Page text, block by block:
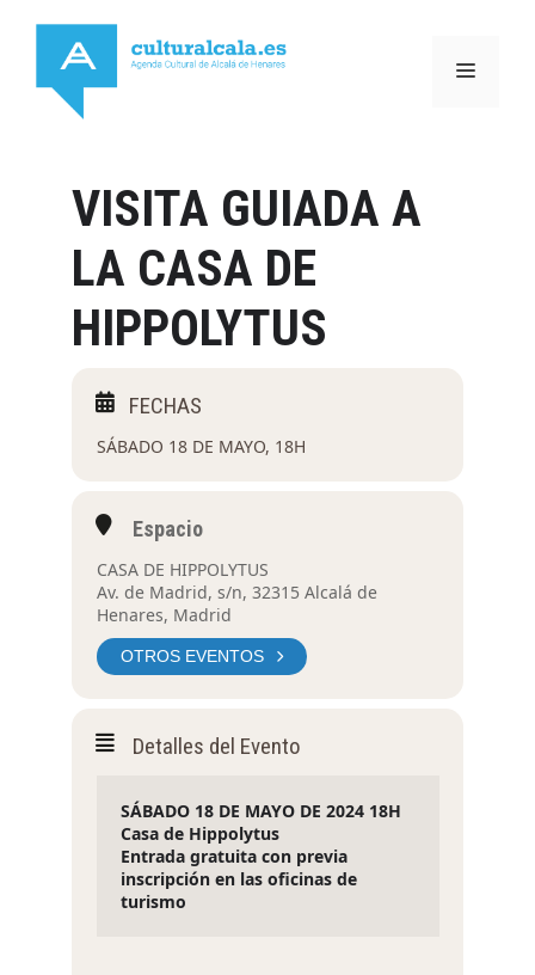
contenido
MENÚ
VISITA GUIADA A
LA CASA DE
HIPPOLYTUS
SÁBADO 18 DE MAYO, 18H
Espacio
CASA DE HIPPOLYTUS
Av. de Madrid, s/n, 32315 Alcalá de
Henares, Madrid
OTROS EVENTOS
Detalles del Evento
SÁBADO 18 DE MAYO DE 2024 18H
Casa de Hippolytus
Entrada gratuita con previa
inscripción en las oficinas de
turismo